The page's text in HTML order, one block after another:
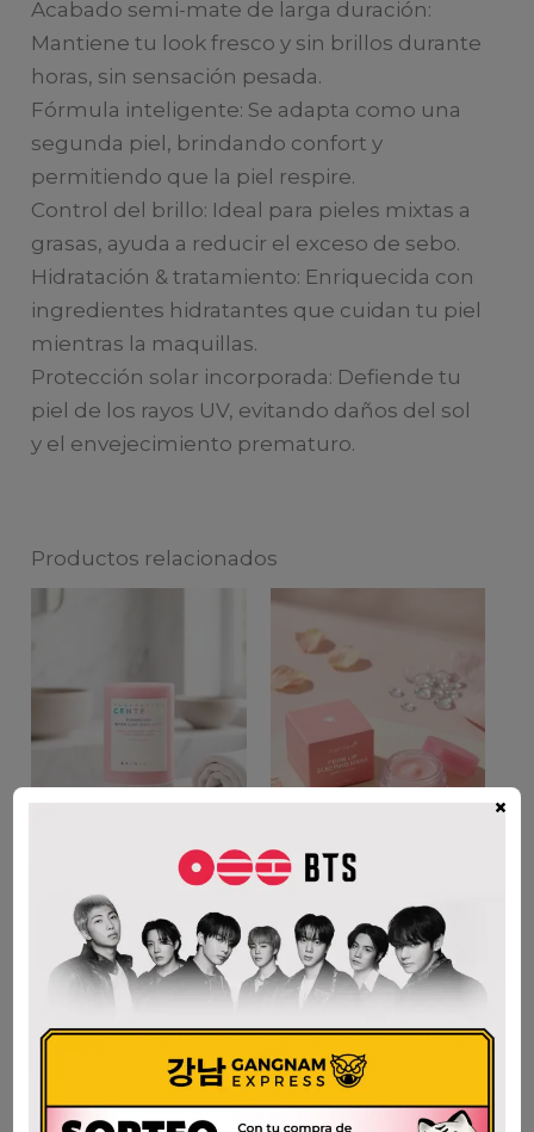
Acabado semi-mate de larga duración:
Mantiene tu look fresco y sin brillos durante
horas, sin sensación pesada.
Fórmula inteligente: Se adapta como una
segunda piel, brindando confort y
permitiendo que la piel respire.
Control del brillo: Ideal para pieles mixtas a
grasas, ayuda a reducir el exceso de sebo.
Hidratación & tratamiento: Enriquecida con
ingredientes hidratantes que cuidan tu piel
mientras la maquillas.
Protección solar incorporada: Defiende tu
piel de los rayos UV, evitando daños del sol
y el envejecimiento prematuro.
Productos relacionados
SKIN1004 CENTELLA
POREMIZING QUICK
27g
AÑADIR AL CARRITO
MEDICUBE PDRN LIP
SLEEPING MASK 10gr
AÑADIR AL CARRITO
×